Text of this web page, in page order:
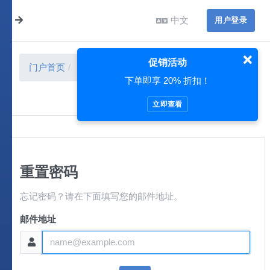
中文 用户登录
门户首页 重置密码
重置密码
忘记密码？请在下面填写您的邮件地址。
邮件地址
促销活动
下单即享 20% 折扣！
立即查看